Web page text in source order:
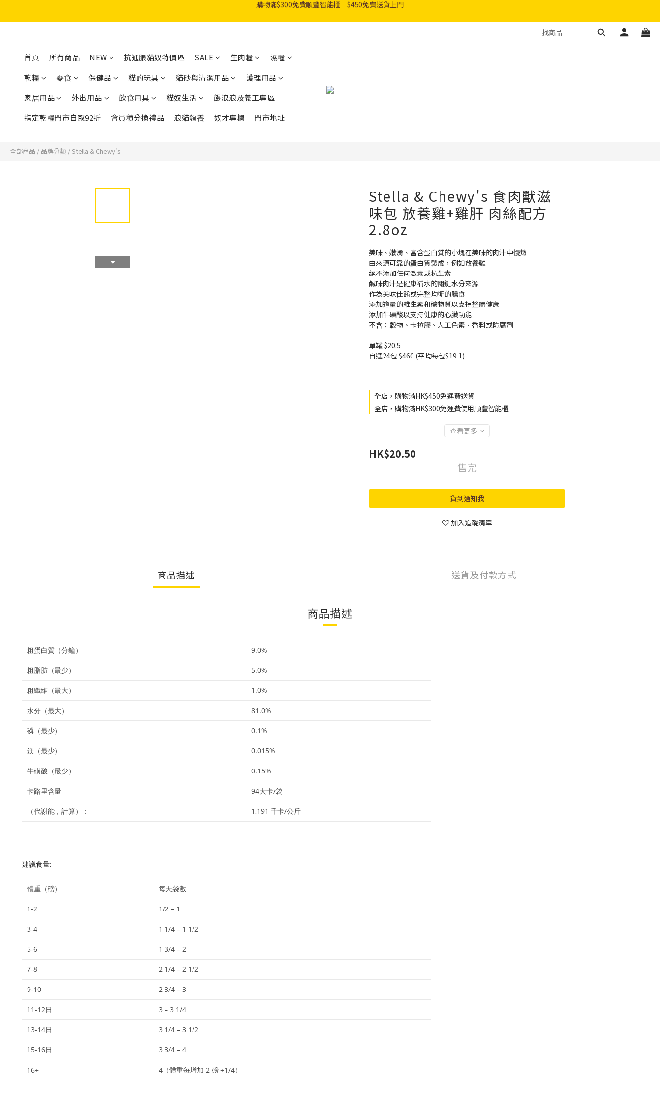
購物滿$300免費順豐智能櫃｜$450免費送貨上門
購物滿$300免費順豐智能櫃｜$450免費送貨上門
首頁 所有商品 NEW 抗通脹貓奴特價區 SALE 生肉糧
濕糧
乾糧
零食 保健品 貓的玩具 貓砂與清潔用品
護理用品
家居用品
外出用品 飲食用具 貓奴生活
餵浪浪及義工專區
指定乾糧門市自取92折
會員積分換禮品 浪貓領養 奴才專欄 門市地址
全部商品 / 品牌分類 /Stella & Chewy's
Stella & Chewy's 食肉獸滋
味包 放養雞+雞肝 肉絲配方
2.8oz
美味、嫩滑、富含蛋白質的小塊在美味的肉汁中慢燉
由來源可靠的蛋白質製成，例如放養雞
絕不添加任何激素或抗生素
鹹味肉汁是健康補水的關鍵水分來源
作為美味佳餚或完整均衡的膳食
添加適量的維生素和礦物質以支持整體健康
添加牛磺酸以支持健康的心臟功能
不含：穀物、卡拉膠、人工色素、香料或防腐劑
單罐 $20.5
自選24包 $460 (平均每包$19.1)
全店，購物滿HK$450免運費送貨
全店，購物滿HK$300免運費使用順豐智能櫃
查看更多
HK$20.50
售完
貨到通知我
加入追蹤清單
商品描述 送貨及付款方式
商品描述
粗蛋白質（分鐘） 9.0%
粗脂肪（最少） 5.0%
粗纖維（最大） 1.0%
水分（最大） 81.0%
磷（最少） 0.1%
鎂（最少） 0.015%
牛磺酸（最少） 0.15%
卡路里含量 94大卡/袋
（代謝能，計算）： 1,191 千卡/公斤
建議食量:
體重（磅） 每天袋數
1-2 1/2 – 1
3-4 1 1/4 – 1 1/2
5-6 1 3/4 – 2
7-8 2 1/4 – 2 1/2
9-10 2 3/4 – 3
11-12日 3 – 3 1/4
13-14日 3 1/4 – 3 1/2
15-16日 3 3/4 – 4
16+ 4（體重每增加 2 磅 +1/4）